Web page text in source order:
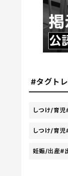
#タグト
しつけ/育児
しつけ/育児
妊娠/出産#